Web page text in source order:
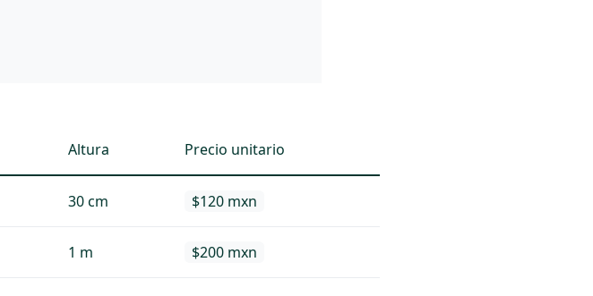
Altura Precio unitario
30 cm $120 mxn
1 m $200 mxn